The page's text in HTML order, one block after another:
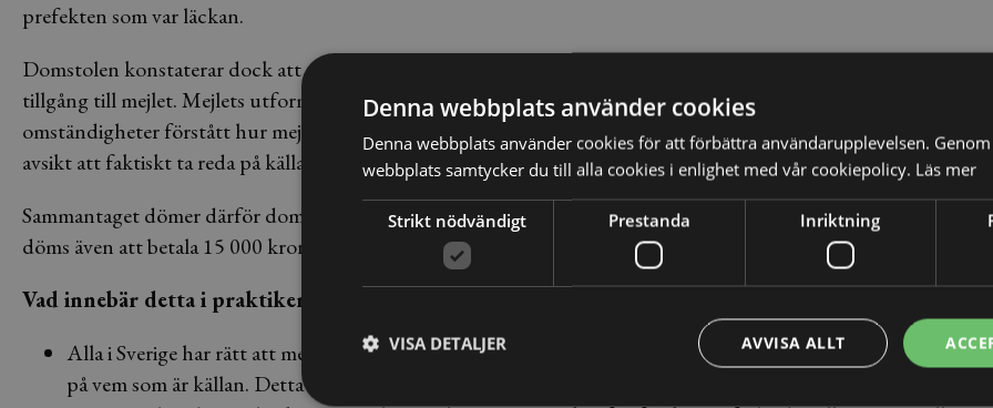
prefekten som var läckan.
Domstolen konstaterar dock att professorns formulering bör förstås som en rak fråga om hur pressen har fått
tillgång till mejlet. Mejlets utformning, fortsätter domstolen, tyder också på att professorn under alla
omständigheter förstått hur mejlet skulle kunna uppfattas. Även om professorn inte nödvändigtvis haft för
avsikt att faktiskt ta reda på källan ligger hennes likgiltighet henne till last, enligt domstolen.
Sammantaget dömer därför domstolen professorn för brott mot efterforskningsförbudet i grundlagen. Hon
döms även att betala 15 000 kronor i böter.
Vad innebär detta i praktiken?
Alla i Sverige har rätt att meddela uppgifter till pressen, utan risk för att offentliga organ försöker leta rätt
på vem som är källan. Detta efterforskningsförbud gäller dock inte privatpersoner eller privata företag.
Denna webbplats använder cookies
Denna webbplats använder cookies för att förbättra användarupplevelsen.
webbplats samtycker du till alla cookies i enlighet med vår cookiepolicy. Läs mer
Strikt nödvändigt Prestanda Inriktning
AVVISA ALLT
VISA DETALJER